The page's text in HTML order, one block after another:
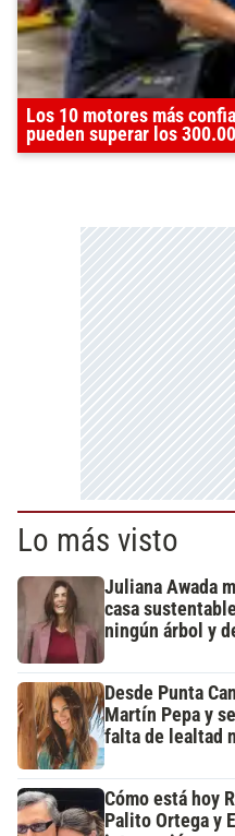
Los 10 motores más
pueden superar los
Lo más visto
Juliana Awada
casa
ningún árbol y
Desde Punta
Martín Pepa y
falta de lealtad
Cómo está hoy
Palito Ortega y